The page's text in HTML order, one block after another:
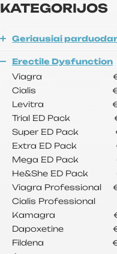
KATEGORIJOS
Geriausiai
Erectile Dysfunction
Viagra
Cialis
Levitra
Trial ED Pack
Super ED Pack
Extra ED Pack
Mega ED Pack
He&She ED Pack
Viagra Professional
Cialis Professional
Kamagra
Dapoxetine
Fildena